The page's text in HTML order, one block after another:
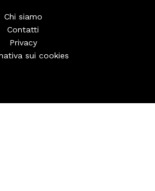
Chi siamo
Contatti
Privacy
sui cookies